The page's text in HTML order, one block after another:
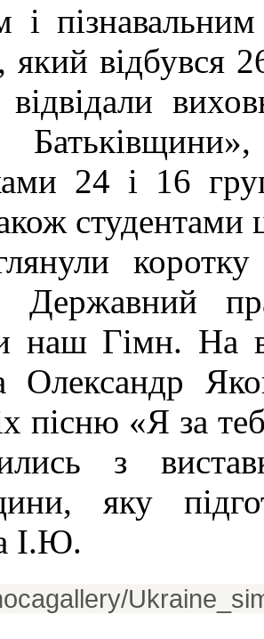
і
відбувся
відвідали
24 і 16
студентами
коротку
Державний
наш Гімн. На
пісню «Я за
з
яку
І.Ю.